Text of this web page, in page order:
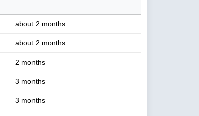
about 2 months
about 2 months
2 months
3 months
3 months